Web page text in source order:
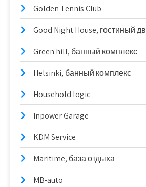
Golden Tennis Club
Good Night House, гостиный
Green hill, банный комплекс
Helsinki, банный комплекс
Household logic
Inpower Garage
KDM Service
Maritime, база отдыха
MB-auto